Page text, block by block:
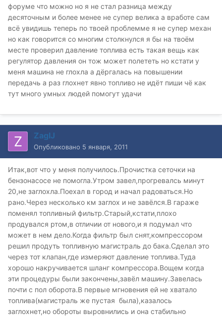
форуме что можно но я не стал разница между
десяточным и более менее не супер велика а вработе сам
всё увидишь теперь по твоей проблемме я не супер механ
но как говорится со многим столкнулся я бы на твоём
месте проверил давление топлива есть такая вещь как
регулятор давления он тож может полететь но кстати у
меня машина не глохла а дёргалась на повышении
передачь а раз глохнет явно топливо не идёт пиши чё как
тут много умных людей помогут удачи
ZagIJ
Опубликовано 5 января, 2011
Итак,вот что у меня получилось.Прочистка сеточки на
бензонасосе не помогла.Утром завел,прогревалсь минут
20,не заглохла.Поехал в город и начал радоваться.Но
рано.Через несколько км заглох и не завёлся.В гараже
поменял топливный фильтр.Старый,кстати,плохо
продувался ртом,в отличии от нового,и я подумал что
может в нем дело.Когда фильтр был снят,компрессором
решил продуть топливную магистраль до бака.Сделал это
через тот клапан,где измеряют давление топлива.Туда
хорошо накручивается шланг компрессора.Вощем когда
эти процедуры были закончены,завёл машину.Завелась
почти с пол оборота.В первые мгновения ей не хватало
топлива(магистраль же пустая была),казалось
заглохнет,но обороты выровнились и она стабильно